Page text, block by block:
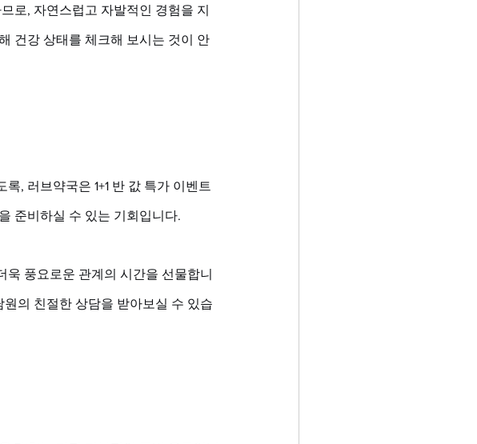
로, 자연스럽고 자발적인 경험을 지
건강 상태를 체크해 보시는 것이 안
, 러브약국은 1+1 반 값 특가 이벤트
준비하실 수 있는 기회입니다.
풍요로운 관계의 시간을 선물합니
의 친절한 상담을 받아보실 수 있습